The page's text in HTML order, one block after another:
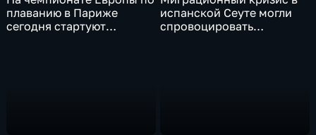
плаванию в Париже
сегодня стартуют
испанской Сеуте могли
спровоцировать